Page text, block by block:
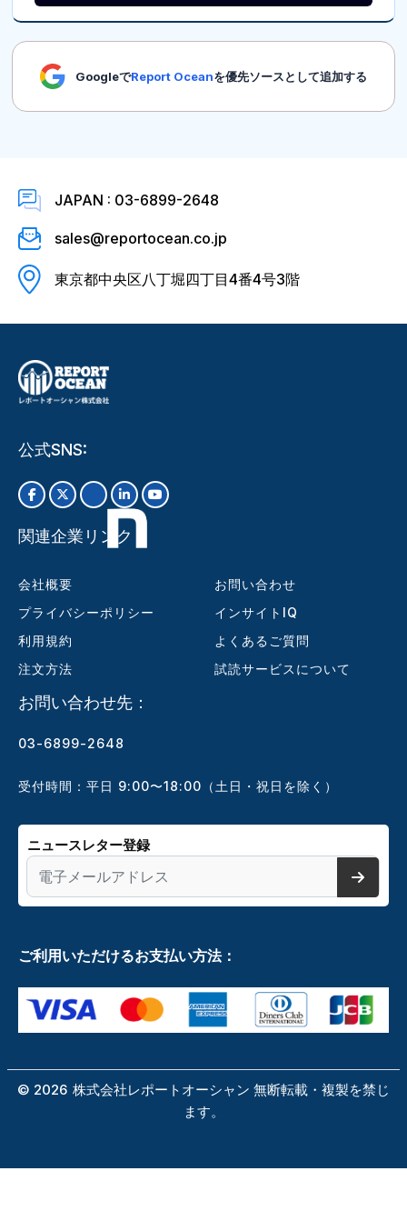
GoogleでReport Oceanを優先ソースとして追加する
JAPAN : 03-6899-2648
sales@reportocean.co.jp
東京都中央区八丁堀四丁目4番4号3階
公式SNS:
関連企業リンク
会社概要
プライバシーポリシー
利用規約
注文方法
お問い合わせ
インサイトIQ
よくあるご質問
試読サービスについて
お問い合わせ先：
03-6899-2648
受付時間：平日 9:00〜18:00（土日・祝日を除く）
ニュースレター登録
ご利用いただけるお支払い方法：
© 2026 株式会社レポートオーシャン 無断転載・複製を禁じ
ます。